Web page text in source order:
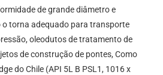
de grande diâmetro e
o torna adequado para transporte
oleodutos de tratamento de
de construção de pontes, Como
do Chile (API 5L B PSL1, 1016 x